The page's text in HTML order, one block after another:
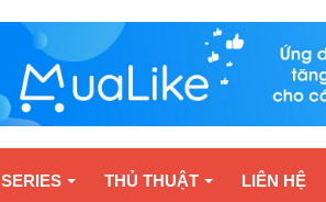
SERIES THỦ THUẬT LIÊN HỆ